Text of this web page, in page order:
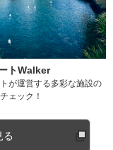
トWalker
が運営する多彩な施設の
ェック！
る